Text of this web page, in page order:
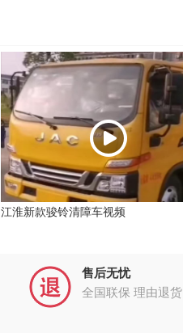
江淮新款骏铃清障车视频
售后无忧
全国联保 理由退货